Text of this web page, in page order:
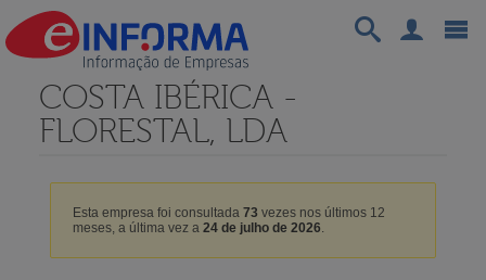
COSTA IBÉRICA -
FLORESTAL, LDA
Esta empresa foi consultada 73 vezes nos últimos 12
meses, a última vez a 24 de julho de 2026.